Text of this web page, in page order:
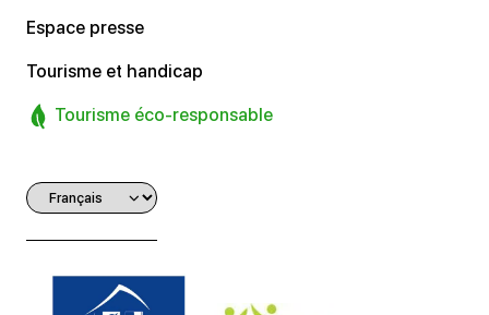
Espace presse
Tourisme et handicap
Tourisme éco-responsable